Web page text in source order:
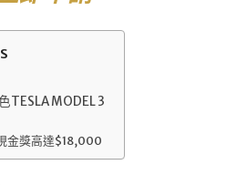
TESLA MODEL 3
金獎高達$18,000